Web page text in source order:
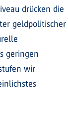
drücken die
geldpolitischer
geringen
wir